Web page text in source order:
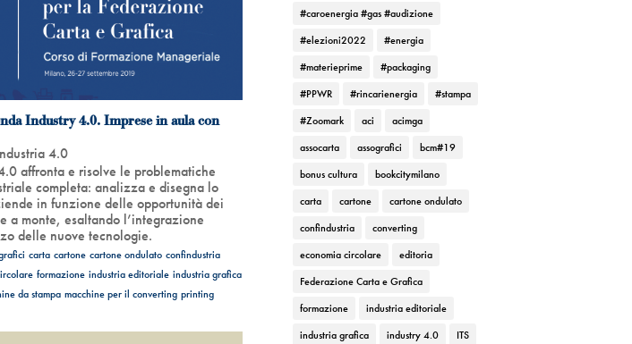
Industry 4.0. Imprese in aula con
4.0
affronta e risolve le problematiche
completa: analizza e disegna lo
in funzione delle opportunità dei
a monte, esaltando l’integrazione
delle nuove tecnologie.
carta cartone cartone ondulato confindustria
formazione industria editoriale industria grafica
da stampa macchine per il converting printing
#caroenergia #gas #audizione
#elezioni2022
#energia
#materieprime
#packaging
#PPWR
#rincarienergia
#stampa
#Zoomark
aci
acimga
assocarta
assografici
bcm#19
bonus cultura
bookcitymilano
carta
cartone
cartone ondulato
confindustria
converting
economia circolare
editoria
Federazione Carta e Grafica
formazione
industria editoriale
industria grafica
industry 4.0
ITS